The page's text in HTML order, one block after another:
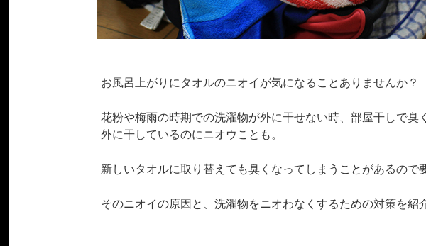
お風呂上がりにタオルのニオイが気になることありませんか？
花粉や梅雨の時期での洗濯物が外に干せない時、部屋干しで臭
外に干しているのにニオウことも。
新しいタオルに取り替えても臭くなってしまうことがあるので
そのニオイの原因と、洗濯物をニオわなくするための対策を紹